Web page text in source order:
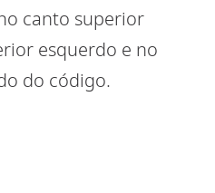
canto superior
esquerdo e no
do código.